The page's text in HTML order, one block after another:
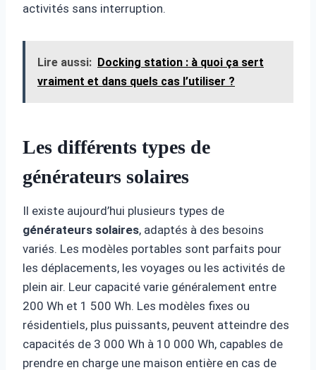
activités sans interruption.
Lire aussi: Docking station : à quoi ça sert
vraiment et dans quels cas l’utiliser ?
Les différents types de
générateurs solaires
Il existe aujourd’hui plusieurs types de
générateurs solaires, adaptés à des besoins
variés. Les modèles portables sont parfaits pour
les déplacements, les voyages ou les activités de
plein air. Leur capacité varie généralement entre
200 Wh et 1 500 Wh. Les modèles fixes ou
résidentiels, plus puissants, peuvent atteindre des
capacités de 3 000 Wh à 10 000 Wh, capables de
prendre en charge une maison entière en cas de